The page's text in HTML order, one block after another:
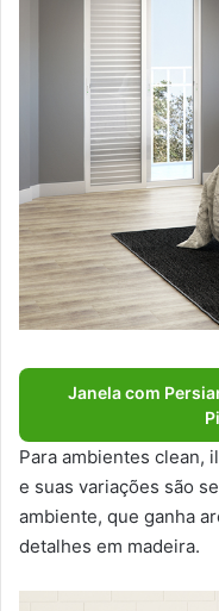
Janela com
Para ambientes clean,
e suas variações são
ambiente, que ganha
detalhes em madeira.